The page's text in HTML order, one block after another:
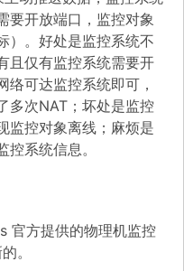
要开放端口，监控对象
）。好处是监控系统不
且仅有监控系统需要开
络可达监控系统即可，
多次NAT；坏处是监控
监控对象离线；麻烦是
系统信息。
方提供的物理机监控
。